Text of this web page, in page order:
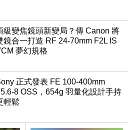
級變焦鏡頭新變局？傳 Canon 將
鏡合一打造 RF 24-70mm F2L IS
夢幻規格
正式發表 FE 100-400mm
8 OSS，654g 羽量化設計手持
輕鬆